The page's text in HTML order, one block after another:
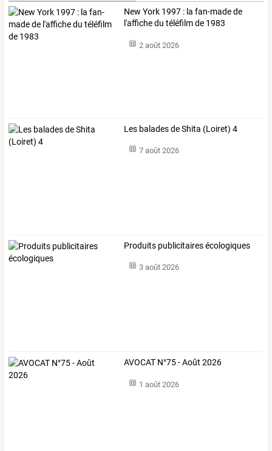
New York 1997 : la fan-made de
l'affiche du téléfilm de 1983
2 août 2026
Les balades de Shita (Loiret) 4
7 août 2026
Produits publicitaires écologiques
3 août 2026
AVOCAT N°75 - Août 2026
1 août 2026